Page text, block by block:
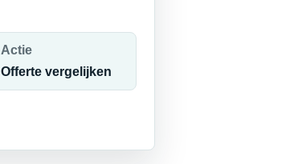
Actie
Offerte vergelijken